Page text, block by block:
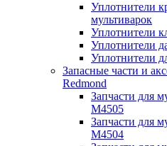
Уплотнители
мультиварок
Уплотнители
Уплотнители
Уплотнители
Запасные части и
Redmond
Запчасти для
M4505
Запчасти для
M4504